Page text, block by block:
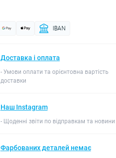
IBAN
Доставка і оплата
- Умови оплати та орієнтовна вартість
доставки
Наш Instagram
- Щоденні звіти по відправкам та новини
Фарбованих деталей немає